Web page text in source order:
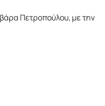
Πετροπούλου, με την